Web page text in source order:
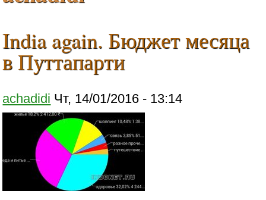
India again. Бюджет месяца
в Путтапарти
achadidi Чт, 14/01/2016 - 13:14